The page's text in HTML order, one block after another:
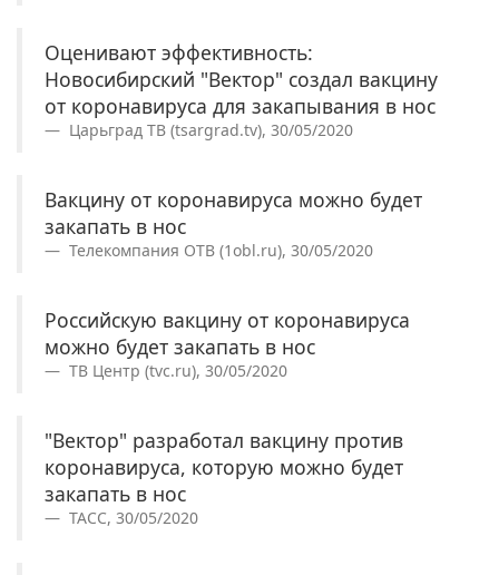
Оценивают эффективность:
Новосибирский "Вектор" создал вакцину
от коронавируса для закапывания в нос
Царьград ТВ (tsargrad.tv), 30/05/2020
Вакцину от коронавируса можно будет
закапать в нос
Телекомпания ОТВ (1obl.ru), 30/05/2020
Российскую вакцину от коронавируса
можно будет закапать в нос
ТВ Центр (tvc.ru), 30/05/2020
"Вектор" разработал вакцину против
коронавируса, которую можно будет
закапать в нос
ТАСС, 30/05/2020